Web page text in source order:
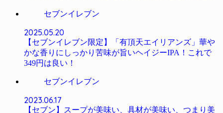
セブンイレブン
2025.05.20
【セブンイレブン限定】「有頂天エイリアンズ」華や
かな香りにしっかり苦味が旨いヘイジーIPA！これで
349円は良い！
セブンイレブン
2023.06.17
【セブン】スープが美味い、具材が美味い、つまり美